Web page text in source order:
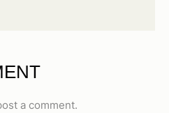
a comment.